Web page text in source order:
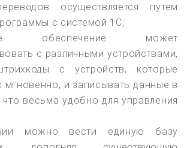
осуществляется путем
с системой 1С;
обеспечение может
с различными устройствами,
с устройств, которые
мгновенно, и записывать данные в
весьма удобно для управления
можно вести единую базу